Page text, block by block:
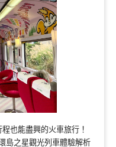
也能盡興的火車旅行！
島之星觀光列車體驗解析